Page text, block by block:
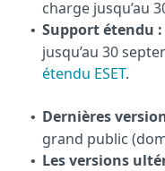
charge jusqu’au
• Support étendu :
jusqu’au 30
étendu ESET.
• Dernières
grand public
• Les versions